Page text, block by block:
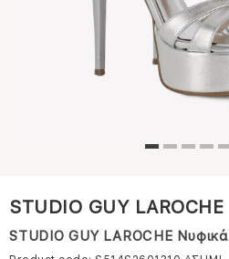
STUDIO GUY LAROCHE
STUDIO GUY LAROCHE Νυφικά